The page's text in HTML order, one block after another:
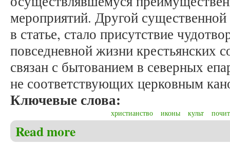
мероприятий. Другой
в статье, стало присутствие
повседневной жизни крестьянских
связан с бытованием в северных
не соответствующих церковным
Ключевые слова:
христианство иконы культ
Read more